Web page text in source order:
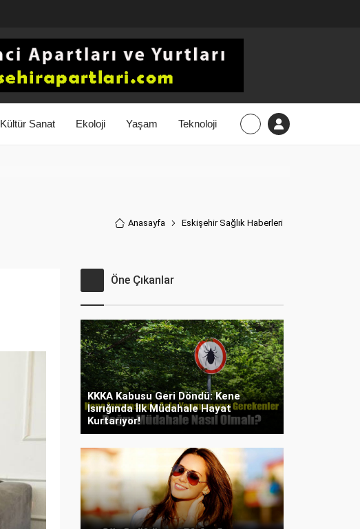
Kültür Sanat Ekoloji Yaşam Teknoloji
Anasayfa Eskişehir Sağlık Haberleri
Öne Çıkanlar
KKKA Kabusu Geri Döndü: Kene
Isırığında İlk Müdahale Hayat
Kurtarıyor!